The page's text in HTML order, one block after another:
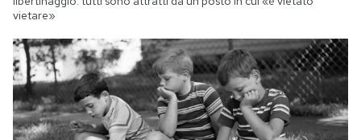
vietare»